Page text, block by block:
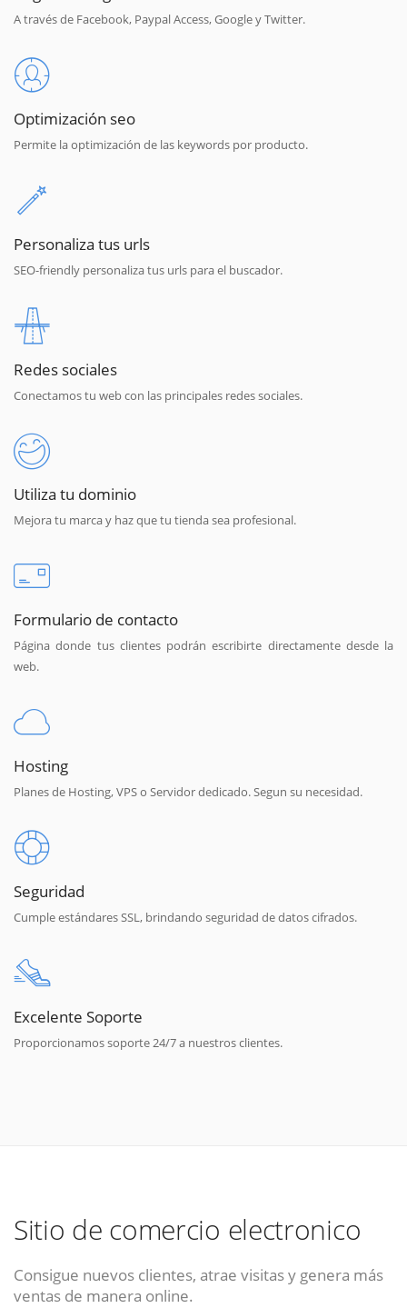
A través de Facebook, Paypal Access, Google y Twitter.
Optimización seo
Permite la optimización de las keywords por producto.
Personaliza tus urls
SEO-friendly personaliza tus urls para el buscador.
Redes sociales
Conectamos tu web con las principales redes sociales.
Utiliza tu dominio
Mejora tu marca y haz que tu tienda sea profesional.
Formulario de contacto
Página donde tus clientes podrán escribirte directamente desde la
web.
Hosting
Planes de Hosting, VPS o Servidor dedicado. Segun su necesidad.
Seguridad
Cumple estándares SSL, brindando seguridad de datos cifrados.
Excelente Soporte
Proporcionamos soporte 24/7 a nuestros clientes.
Sitio de comercio electronico
Consigue nuevos clientes, atrae visitas y genera más
ventas de manera online.